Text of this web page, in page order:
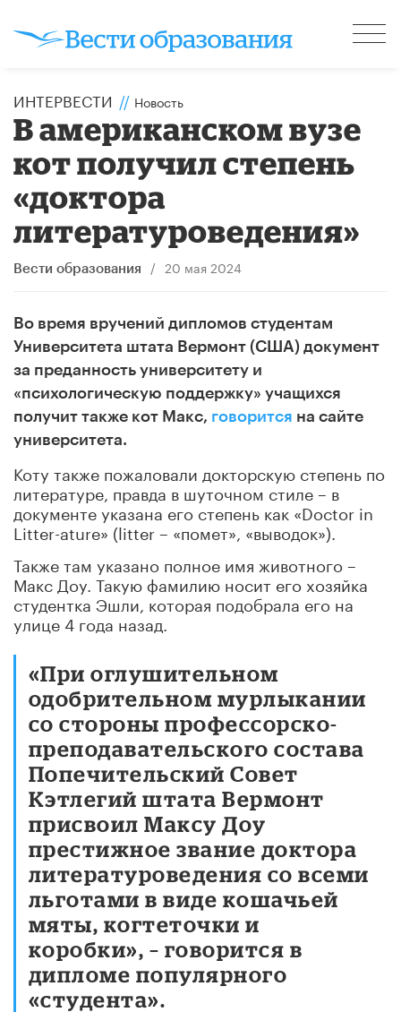
ИНТЕРВЕСТИ // Новость
В американском вузе
кот получил степень
«доктора
литературоведения»
Вести образования / 20 мая 2024
Во время вручений дипломов студентам
Университета штата Вермонт (США) документ
за преданность университету и
«психологическую поддержку» учащихся
получит также кот Макс, говорится на сайте
университета.
Коту также пожаловали докторскую степень по
литературе, правда в шуточном стиле – в
документе указана его степень как «Doctor in
Litter-ature» (litter – «помет», «выводок»).
Также там указано полное имя животного –
Макс Доу. Такую фамилию носит его хозяйка
студентка Эшли, которая подобрала его на
улице 4 года назад.
«При оглушительном
одобрительном мурлыкании
со стороны профессорско-
преподавательского состава
Попечительский Совет
Кэтлегий штата Вермонт
присвоил Максу Доу
престижное звание доктора
литературоведения со всеми
льготами в виде кошачьей
мяты, когтеточки и
коробки», – говорится в
дипломе популярного
«студента».